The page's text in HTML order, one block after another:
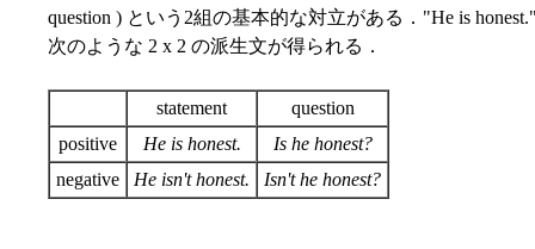
question ) という2組の基本的な対立がある．"He is
次のような 2 x 2 の派生文が得られる．
statement
question
positive
He is honest.
Is he honest?
negative
He isn't honest. Isn't he honest?